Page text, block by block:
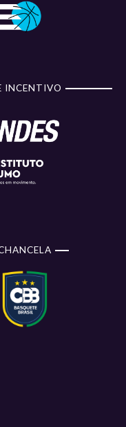
INCENTIVO